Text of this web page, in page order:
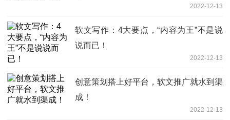
2022-12-13
软文写作：4大要点，“内容为王”不是说
说而已！
2022-12-13
创意策划搭上好平台，软文推广就水到渠
成！
2022-12-13